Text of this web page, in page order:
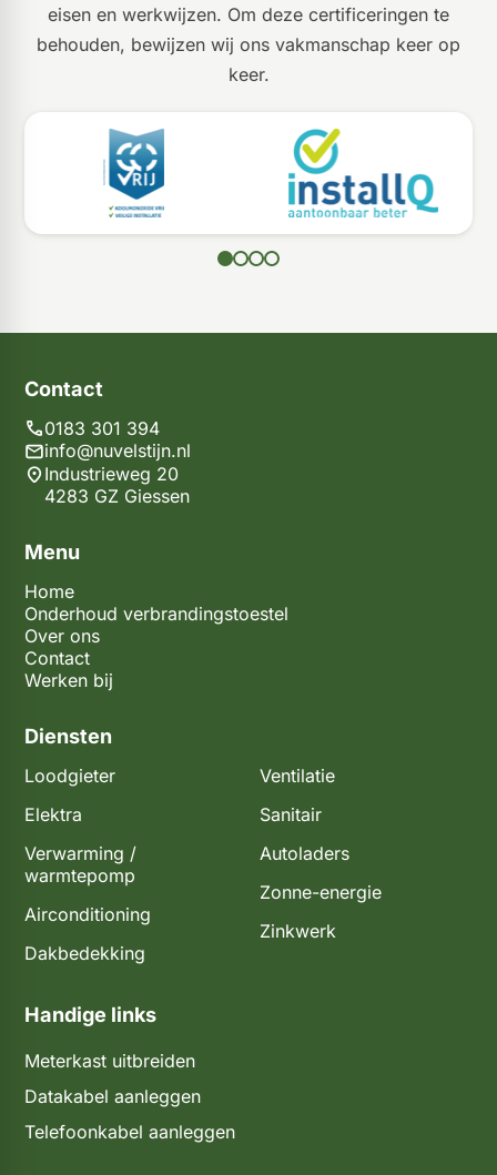
eisen en werkwijzen. Om deze certificeringen te
behouden, bewijzen wij ons vakmanschap keer op
keer.
Menu
Home
Onderhoud verbrandingstoestel
Over ons
Contact
Werken bij
Diensten
Loodgieter
Elektra
Verwarming /
warmtepomp
Airconditioning
Dakbedekking
Ventilatie
Sanitair
Autoladers
Zonne-energie
Zinkwerk
Handige links
Meterkast uitbreiden​​
Datakabel aanleggen
Telefoonkabel aanleggen
Contact
0183 301 394
info@nuvelstijn.nl
Industrieweg 20
4283 GZ Giessen